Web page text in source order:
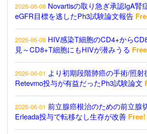
2026-06-08 Novartisの取り急ぎ承認IgA腎
eGFR目標を逃したPh3試験論文報告
2026-06-08 HIV感染T細胞のCD4+から
見～CD8+T細胞にもHIVが潜みうる
2026-06-01 より初期段階肺癌の手術/照射
Retevmo投与が有益だったPh3試験論文
2026-06-01 前立腺癌根治のための前立腺
Erleada投与で転移なし生存が改善 Free!